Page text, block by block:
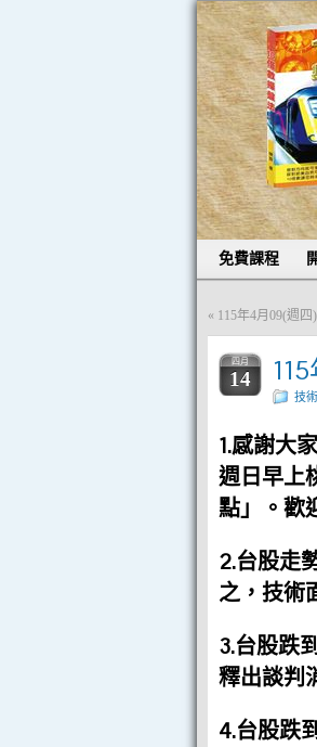
免費課程
« 115年4月09(週
四月
14
技
1.感謝大
週日早上
點」。歡
2.台股走
之，技術
3.台股跌
釋出談判
4.台股跌